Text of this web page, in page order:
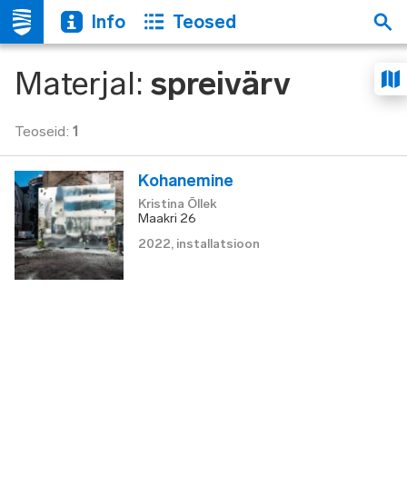
Info Teosed
Materjal: spreivärv
Teoseid: 1
Kohanemine
Kristina Õllek
Maakri 26
2022, installatsioon